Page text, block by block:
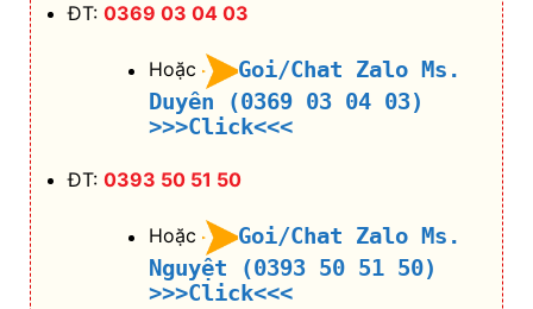
ĐT: 0369 03 04 03
Hoặc
Goi/Chat Zalo Ms.
Duyên (0369 03 04 03)
>>>Click<<<
ĐT: 0393 50 51 50
Hoặc
Goi/Chat Zalo Ms.
Nguyệt (0393 50 51 50)
>>>Click<<<